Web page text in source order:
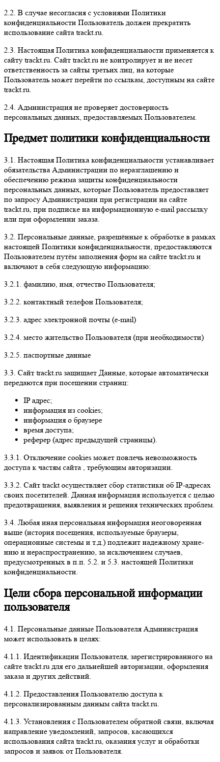
2.2. В случае несогласия с условиями Политики
конфиденциальности Пользователь должен прекратить
использование сайта trackt.ru.
2.3. Настоящая Политика конфиденциальности применяется к
сайту trackt.ru. Сайт trackt.ru не контролирует и не несет
ответственность за сайты третьих лиц, на которые
Пользователь может перейти по ссылкам, доступным на сайте
trackt.ru.
2.4. Администрация не проверяет достоверность
персональных данных, предоставляемых Пользователем.
Предмет политики конфиденциальности
3.1. Настоящая Политика конфиденциальности устанавливает
обязательства Администрации по неразглашению и
обеспечению режима защиты конфиденциальности
персональных данных, которые Пользователь предоставляет
по запросу Администрации при регистрации на сайте
trackt.ru, при подписке на информационную e-mail рассылку
или при оформлении заказа.
3.2. Персональные данные, разрешённые к обработке в рамках
настоящей Политики конфиденциальности, предоставляются
Пользователем путём заполнения форм на сайте trackt.ru и
включают в себя следующую информацию:
3.2.1. фамилию, имя, отчество Пользователя;
3.2.2. контактный телефон Пользователя;
3.2.3. адрес электронной почты (e-mail)
3.2.4. место жительство Пользователя (при необходимости)
3.2.5. паспортные данные
3.3. Сайт trackt.ru защищает Данные, которые автоматически
передаются при посещении страниц:
IP адрес;
информация из cookies;
информация о браузере
время доступа;
реферер (адрес предыдущей страницы).
3.3.1. Отключение cookies может повлечь невозможность
доступа к частям сайта , требующим авторизации.
3.3.2. Сайт trackt осуществляет сбор статистики об IP-адресах
своих посетителей. Данная информация используется с целью
предотвращения, выявления и решения технических проблем.
3.4. Любая иная персональная информация неоговоренная
выше (история посещения, используемые браузеры,
операционные системы и т.д.) подлежит надежному хране-
нию и нераспространению, за исключением случаев,
предусмотренных в п.п. 5.2. и 5.3. настоящей Политики
конфиденциальности.
Цели сбора персональной информации
пользователя
4.1. Персональные данные Пользователя Администрация
может использовать в целях:
4.1.1. Идентификации Пользователя, зарегистрированного на
сайте trackt.ru для его дальнейшей авторизации, оформления
заказа и других действий.
4.1.2. Предоставления Пользователю доступа к
персонализированным данным сайта trackt.ru.
4.1.3. Установления с Пользователем обратной связи, включая
направление уведомлений, запросов, касающихся
использования сайта trackt.ru, оказания услуг и обработки
запросов и заявок от Пользователя.